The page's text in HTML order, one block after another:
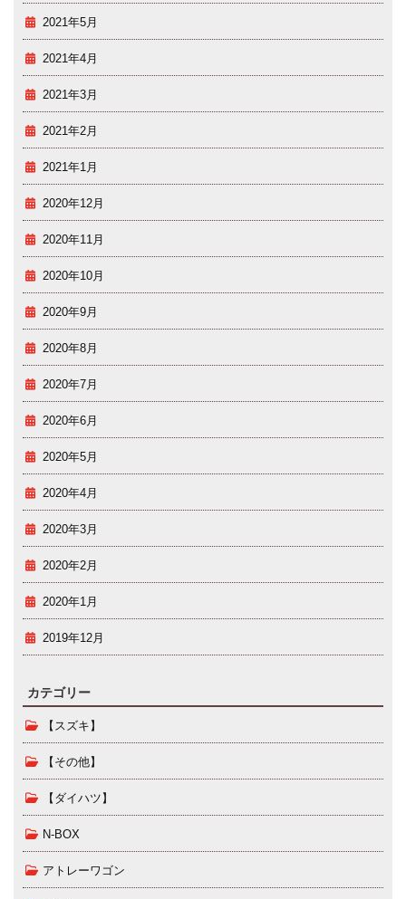
2021年5月
2021年4月
2021年3月
2021年2月
2021年1月
2020年12月
2020年11月
2020年10月
2020年9月
2020年8月
2020年7月
2020年6月
2020年5月
2020年4月
2020年3月
2020年2月
2020年1月
2019年12月
カテゴリー
【スズキ】
【その他】
【ダイハツ】
N-BOX
アトレーワゴン